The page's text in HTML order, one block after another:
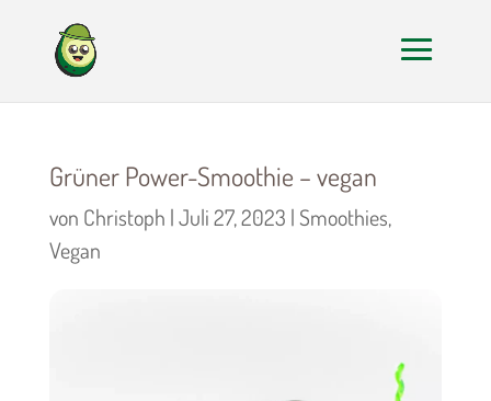
Grüner Power-Smoothie – vegan
von Christoph |Juli 27, 2023 | Smoothies,
Vegan